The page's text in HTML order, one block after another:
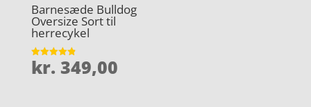
Barnesæde Bulldog
Oversize Sort til
herrecykel
Vurderet
4.9
kr. 349,00